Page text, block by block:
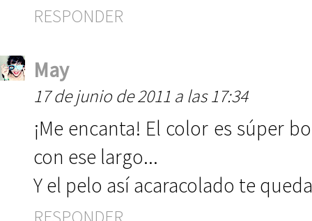
RESPONDER
May
17 de junio de 2011 a las 17:34
¡Me encanta! El color es súper
con ese largo...
Y el pelo así acaracolado te